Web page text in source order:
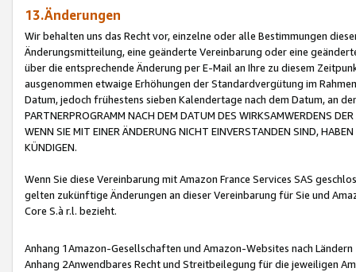
13.Änderungen
Wir behalten uns das Recht vor, einzelne oder alle Bestimmungen
Änderungsmitteilung, eine geänderte Vereinbarung oder eine
über die entsprechende Änderung per E-Mail an Ihre zu diesem
ausgenommen etwaige Erhöhungen der Standardvergütung im
Datum, jedoch frühestens sieben Kalendertage nach dem Datum, an
PARTNERPROGRAMM NACH DEM DATUM DES WIRKSAMWERDENS
WENN SIE MIT EINER ÄNDERUNG NICHT EINVERSTANDEN SIND,
KÜNDIGEN.
Wenn Sie diese Vereinbarung mit Amazon France Services SAS
gelten zukünftige Änderungen an dieser Vereinbarung für Sie und
Core S.à r.l. bezieht.
Anhang 1Amazon-Gesellschaften und Amazon-Websites nach Ländern
Anhang 2Anwendbares Recht und Streitbeilegung für die jeweiligen